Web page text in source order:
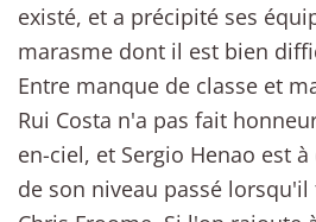
existé, et a précipité ses
marasme dont il est bien
Entre manque de classe et
Rui Costa n'a pas fait
en-ciel, et Sergio Henao est
de son niveau passé